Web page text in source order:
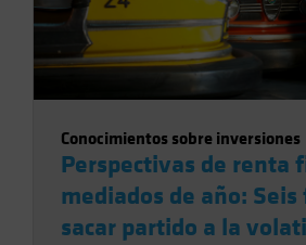
Conocimientos sobre inversiones
Perspectivas de renta
mediados de año: Seis
sacar partido a la